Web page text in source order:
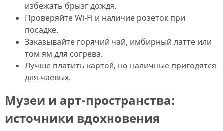
избежать брызг дождя.
Проверяйте Wi-Fi и наличие розеток при
посадке.
Заказывайте горячий чай, имбирный латте или
том ям для согрева.
Лучше платить картой, но наличные пригодятся
для чаевых.
Музеи и арт-пространства:
источники вдохновения